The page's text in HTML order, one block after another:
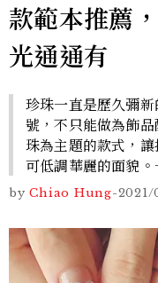
款範本推薦
光通通有
珍珠一直是歷久彌
號，不只能做為飾
珠為主題的款式，
可低調華麗的面貌
by Chiao Hung-2021/